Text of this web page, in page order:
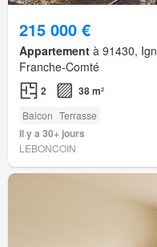
215 000 €
Appartement à 91430,
Franche-Comté
2 38 m²
Balcon Terrasse
Il y a 30+ jours
LEBONCOIN